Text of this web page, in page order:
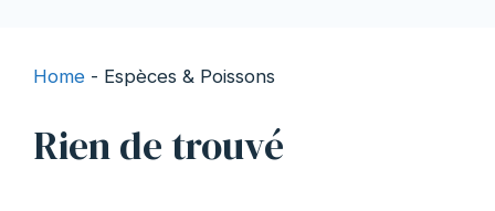
Home - Espèces & Poissons
Rien de trouvé